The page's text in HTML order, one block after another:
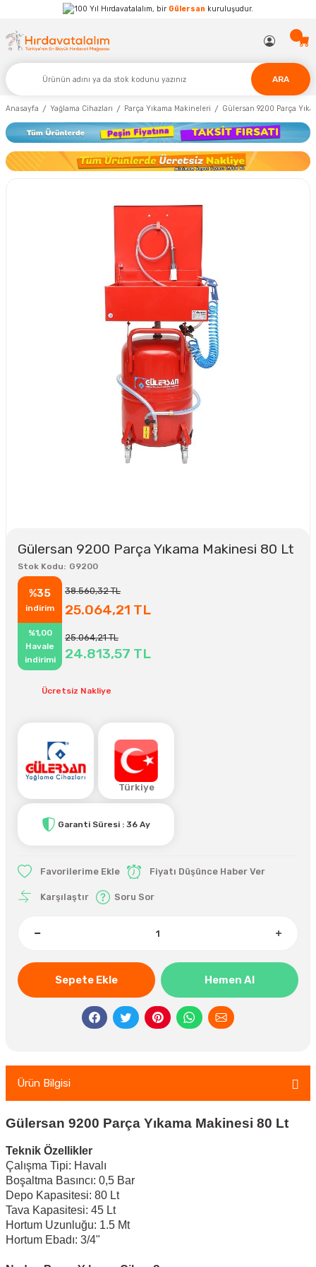
Hırdavatalalım, bir Gülersan kuruluşudur.
ARA
Anasayfa Yağlama Cihazları Parça Yıkama Makineleri Gülersan 9200 Parça
Gülersan 9200 Parça Yıkama Makinesi 80 Lt
Stok Kodu G9200
%35
indirim
38.560,32 TL
25.064,21 TL
%1,00
Havale
indirimi
25.064,21 TL
24.813,57 TL
Ücretsiz Nakliye
Türkiye
Garanti Süresi : 36 Ay
Fiyatı Düşünce Haber Ver
Karşılaştır Soru Sor
Sepete Ekle Hemen Al
Ürün Bilgisi
Gülersan 9200 Parça Yıkama Makinesi 80 Lt
Teknik Özellikler
Çalışma Tipi: Havalı
Boşaltma Basıncı: 0,5 Bar
Depo Kapasitesi: 80 Lt
Tava Kapasitesi: 45 Lt
Hortum Uzunluğu: 1.5 Mt
Hortum Ebadı: 3/4"